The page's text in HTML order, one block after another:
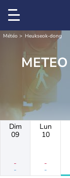
Météo Heukseok-dong
Dim
09
-
-
Lun
10
-
-